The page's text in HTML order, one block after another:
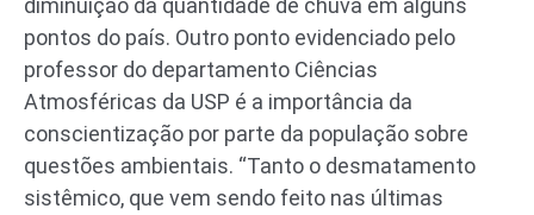
diminuição da quantidade de chuva em alguns
pontos do país. Outro ponto evidenciado pelo
professor do departamento Ciências
Atmosféricas da USP é a importância da
conscientização por parte da população sobre
questões ambientais. “Tanto o desmatamento
sistêmico, que vem sendo feito nas últimas